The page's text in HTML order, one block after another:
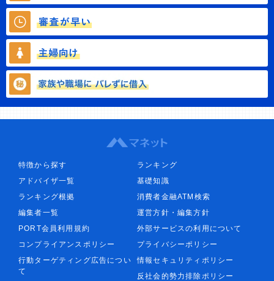
特徴から探す
ランキング
アドバイザ一覧
基礎知識
ランキング根拠
消費者金融ATM検索
編集者一覧
運営方針・編集方針
PORT会員利用規約
外部サービスの利用について
コンプライアンスポリシー
プライバシーポリシー
行動ターゲティング広告につい
て
情報セキュリティポリシー
反社会的勢力排除ポリシー